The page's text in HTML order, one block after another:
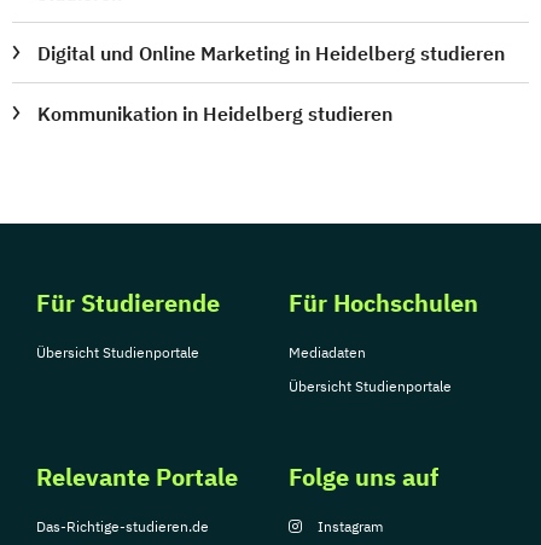
Digital und Online Marketing in Heidelberg studieren
Kommunikation in Heidelberg studieren
Für Studierende
Übersicht Studienportale
Für Hochschulen
Mediadaten
Übersicht Studienportale
Relevante Portale
Das-Richtige-studieren.de
Folge uns auf
Instagram